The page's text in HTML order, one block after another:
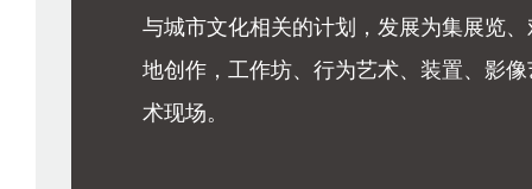
与城市文化相关的计划，发展为集展览
地创作，工作坊、行为艺术、装置、影
术现场。